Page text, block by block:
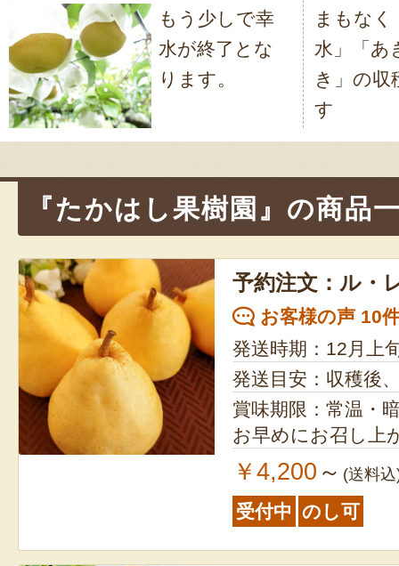
ナ
ビ
ゲ
ョ
ン
もう少しで幸
水が終了とな
ります。
まもなく
水」「あ
き」の収
す
『たかはし果樹園』の商品
予約注文：ル・
お客様の声 10
発送時期：12月上
発送目安：収穫後
賞味期限：常温・
お早めにお召し上
￥4,200 ～ (送料
受付中 のし可